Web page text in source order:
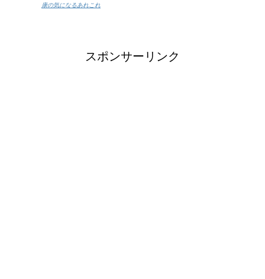
康の気になるあれこれ
スポンサーリンク